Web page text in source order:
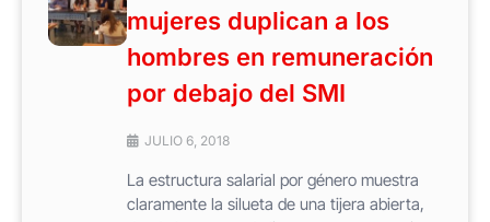
mujeres duplican a los
hombres en remuneración
por debajo del SMI
JULIO 6, 2018
La estructura salarial por género muestra
claramente la silueta de una tijera abierta,